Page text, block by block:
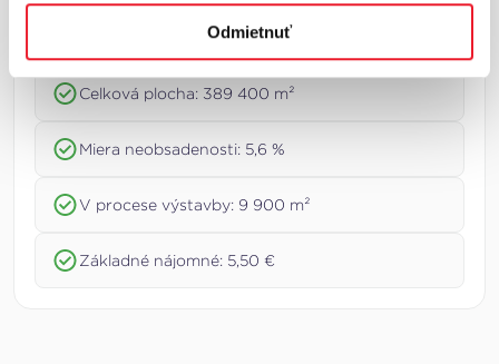
Odmietnuť
Základné trhové ukazovatele
Celková plocha: 389 400 m²
Miera neobsadenosti: 5,6 %
V procese výstavby: 9 900 m²
Základné nájomné: 5,50 €